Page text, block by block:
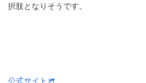
択肢となりそうです。
公式サイト